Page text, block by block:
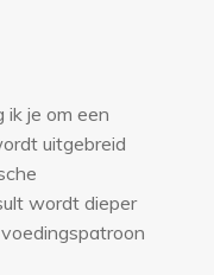
je om een
uitgebreid
wordt dieper